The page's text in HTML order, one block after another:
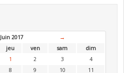
Juin 2017
→
jeu ven sam
dim
1
2 3
4
8 9 10
11